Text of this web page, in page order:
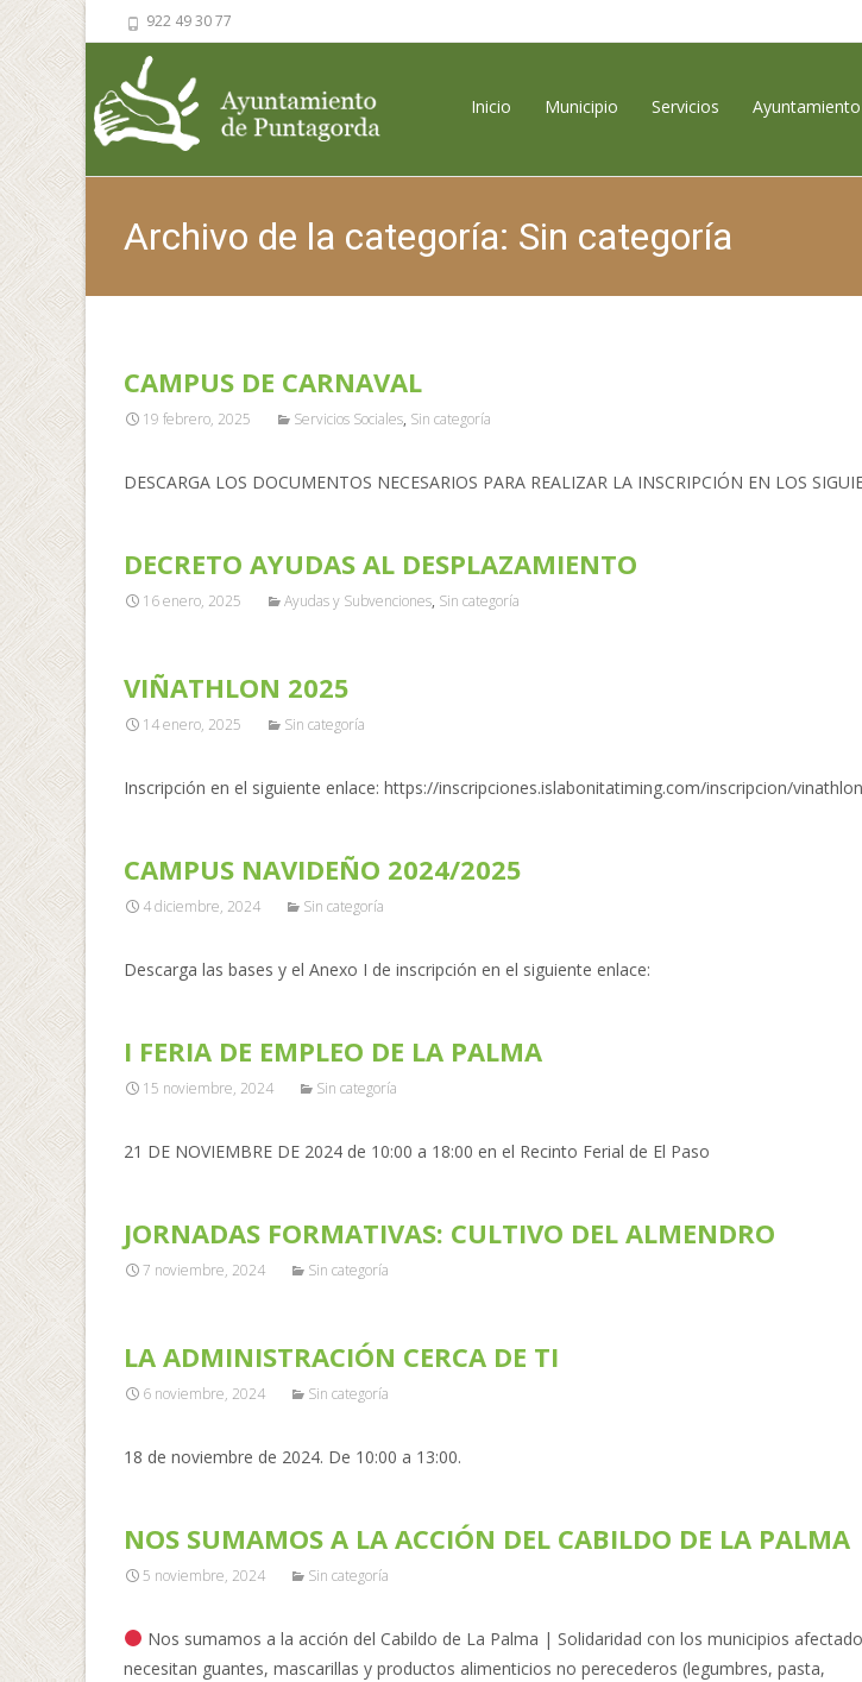
922 49 30 77
Inicio
Municipio Servicios Ayuntamiento
Archivo de la categoría: Sin categoría
CAMPUS DE CARNAVAL
19 febrero, 2025 Servicios Sociales, Sin categoría
DESCARGA LOS DOCUMENTOS NECESARIOS PARA REALIZAR LA INSCRIPCIÓN EN LOS
DECRETO AYUDAS AL DESPLAZAMIENTO
16 enero, 2025 Ayudas y Subvenciones, Sin categoría
VIÑATHLON 2025
14 enero, 2025 Sin categoría
Inscripción en el siguiente enlace: https://inscripciones.islabonitatiming.com/inscripcion/
CAMPUS NAVIDEÑO 2024/2025
4 diciembre, 2024 Sin categoría
Descarga las bases y el Anexo I de inscripción en el siguiente enlace:
I FERIA DE EMPLEO DE LA PALMA
15 noviembre, 2024 Sin categoría
21 DE NOVIEMBRE DE 2024 de 10:00 a 18:00 en el Recinto Ferial de El Paso
JORNADAS FORMATIVAS: CULTIVO DEL ALMENDRO
7 noviembre, 2024 Sin categoría
LA ADMINISTRACIÓN CERCA DE TI
6 noviembre, 2024 Sin categoría
18 de noviembre de 2024. De 10:00 a 13:00.
NOS SUMAMOS A LA ACCIÓN DEL CABILDO DE LA PALMA
5 noviembre, 2024 Sin categoría
Nos sumamos a la acción del Cabildo de La Palma | Solidaridad con los municipios
necesitan guantes, mascarillas y productos alimenticios no perecederos (legumbres, pasta,